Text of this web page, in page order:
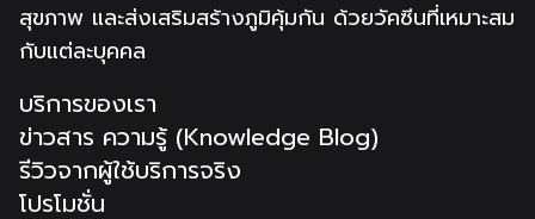
สุขภาพ และส่งเสริมสร้างภูมิคุ้มกัน ด้วยวัคซีนที่เหมาะสม
กับแต่ละบุคคล
บริการของเรา
ข่าวสาร ความรู้ (Knowledge Blog)
รีวิวจากผู้ใช้บริการจริง
โปรโมชั่น